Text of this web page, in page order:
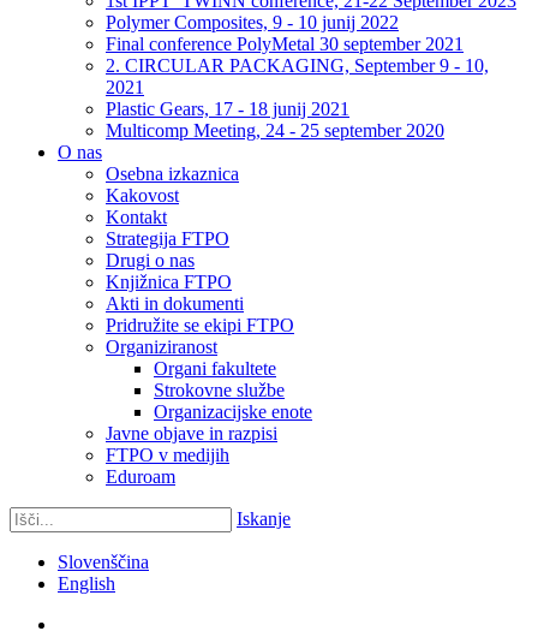
Polymer Composites, 9 - 10 junij 2022
Final conference PolyMetal 30 september 2021
2. CIRCULAR PACKAGING, September 9 - 10,
2021
Plastic Gears, 17 - 18 junij 2021
Multicomp Meeting, 24 - 25 september 2020
O nas
Osebna izkaznica
Kakovost
Kontakt
Strategija FTPO
Drugi o nas
Knjižnica FTPO
Akti in dokumenti
Pridružite se ekipi FTPO
Organiziranost
Organi fakultete
Strokovne službe
Organizacijske enote
Javne objave in razpisi
FTPO v medijih
Eduroam
Iskanje
Slovenščina
English